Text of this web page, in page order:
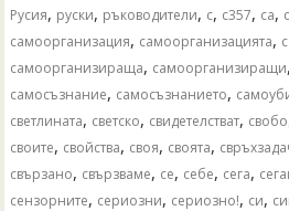
Русия, руски, ръководители, с, с357, са,
самоорганизация, самоорганизацията,
самоорганизираща, самоорганизиращи,
самосъзнание, самосъзнанието,
светлината, светско, свидетелстват,
своите, свойства, своя, своята,
свързано, свързваме, се, себе, сега,
сензорните, сериозни, сериозно!, си,